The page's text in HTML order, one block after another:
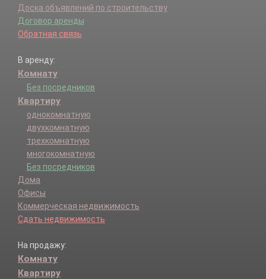
Доска объявлений по строительству
Договор аренды
Обратная связь
В аренду:
Комнату
Без посредников
Квартиру
однокомнатную
двухкомнатную
трехкомнатную
многокомнатную
Без посредников
Дома
Офисы
Коммерческая недвижимость
Сдать недвижимость
На продажу:
Комнату
Квартиру